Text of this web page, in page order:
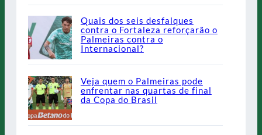
Quais dos seis desfalques
contra o Fortaleza reforçarão o
Palmeiras contra o
Internacional?
Veja quem o Palmeiras pode
enfrentar nas quartas de final
da Copa do Brasil